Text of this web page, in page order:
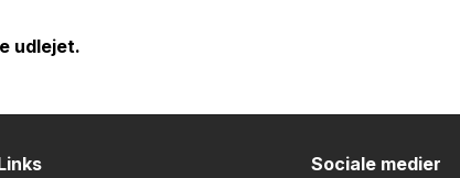
udlejet.
Sociale medier